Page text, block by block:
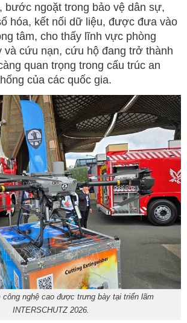
bước ngoặt trong bảo vệ dân sự,
hóa, kết nối dữ liệu, được đưa vào
tâm, cho thấy lĩnh vực phòng
và cứu nạn, cứu hộ đang trở thành
quan trọng trong cấu trúc an
của các quốc gia.
công nghệ cao được trưng bày tại triển lãm
INTERSCHUTZ 2026.